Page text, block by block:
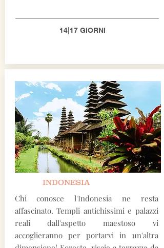
14|17 GIORNI
INDONESIA
Chi conosce l'Indonesia ne resta
affascinato. Templi antichissimi e palazzi
reali dall'aspetto maestoso vi
accoglieranno per portarvi in un'altra